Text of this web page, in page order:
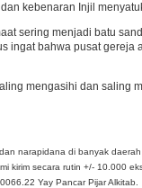
kebenaran Injil
sering menjadi batu
ingat bahwa pusat
mengasihi dan saling
narapidana di banyak daerah
kirim secara rutin +/- 10.000
Yay Pancar Pijar Alkitab.